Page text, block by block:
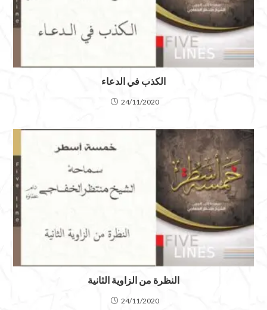
الكذب في الدعاء
24/11/2020
النظرة من الزاوية الثانية
24/11/2020